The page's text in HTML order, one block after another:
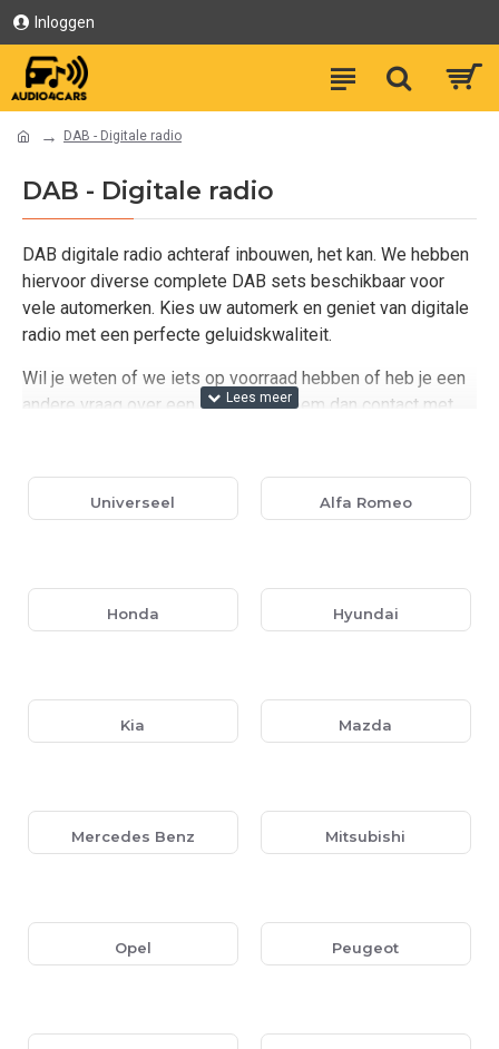
Inloggen
DAB - Digitale radio
DAB - Digitale radio
DAB digitale radio achteraf inbouwen, het kan. We hebben
hiervoor diverse complete DAB sets beschikbaar voor
vele automerken. Kies uw automerk en geniet van digitale
radio met een perfecte geluidskwaliteit.
Wil je weten of we iets op voorraad hebben of heb je een
andere vraag over een DAB+ set, neem dan contact met
Universeel Alfa Romeo
Honda Hyundai
Kia Mazda
Mercedes Benz Mitsubishi
Opel Peugeot